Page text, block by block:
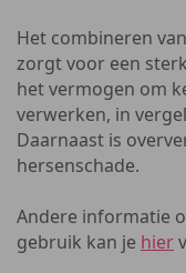
Het combineren van
zorgt voor een
het vermogen om
verwerken, in
Daarnaast is
hersenschade.
Andere informatie
gebruik kan je hier